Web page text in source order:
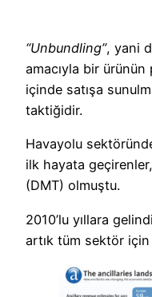
“Unbundling”, yani
amacıyla bir ürünün
içinde satışa
taktiğidir.
Havayolu
ilk hayata
(DMT) olmuştu.
2010’lu yıllara
artık tüm sektör